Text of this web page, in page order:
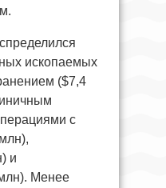
ископаемых
($7,4
с
и
Менее